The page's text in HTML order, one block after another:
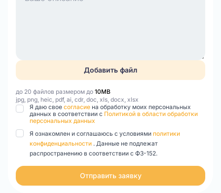
Добавить файл
до 20 файлов размером до 10MB
jpg, png, heic, pdf, ai, cdr, doc, xls, docx, xlsx
Я даю свое согласие на обработку моих персональных
данных в соответствии с Политикой в области обработки
персональных данных
Я ознакомлен и соглашаюсь с условиями политики
конфиденциальности . Данные не подлежат
распространению в соответствии с ФЗ-152.
Отправить заявку